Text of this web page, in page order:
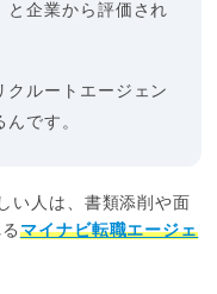
と企業から評価され
クルートエージェン
です。
い人は、書類添削や面
マイナビ転職エージェ